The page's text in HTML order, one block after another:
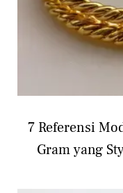
7 Referensi
Gram yang